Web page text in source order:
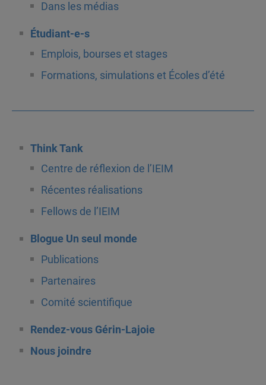
Dans les médias
Étudiant-e-s
Emplois, bourses et stages
Formations, simulations et Écoles d’été
Think Tank
Centre de réflexion de l’IEIM
Récentes réalisations
Fellows de l’IEIM
Blogue Un seul monde
Publications
Partenaires
Comité scientifique
Rendez-vous Gérin-Lajoie
Nous joindre